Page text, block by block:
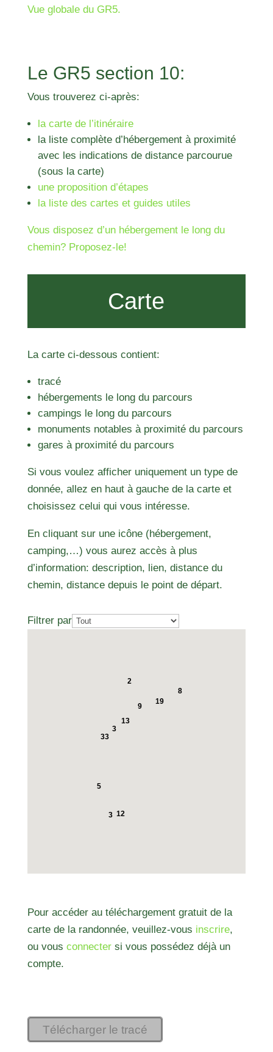
Vue globale du GR5.
Le GR5 section 10:
Vous trouverez ci-après:
la carte de l’itinéraire
la liste complète d’hébergement à proximité
avec les indications de distance parcourue
(sous la carte)
une proposition d’étapes
la liste des cartes et guides utiles
Vous disposez d’un hébergement le long du
chemin? Proposez-le!
Carte
La carte ci-dessous contient:
tracé
hébergements le long du parcours
campings le long du parcours
monuments notables à proximité du parcours
gares à proximité du parcours
Si vous voulez afficher uniquement un type de
donnée, allez en haut à gauche de la carte et
choisissez celui qui vous intéresse.
En cliquant sur une icône (hébergement,
camping,…) vous aurez accès à plus
d’information: description, lien, distance du
chemin, distance depuis le point de départ.
Filtrer par
8
19
9
2
13
33
3
5
12
3
Pour accéder au téléchargement gratuit de la
carte de la randonnée, veuillez-vous inscrire,
ou vous connectersi vous possédez déjà un
compte.
Télécharger le tracé